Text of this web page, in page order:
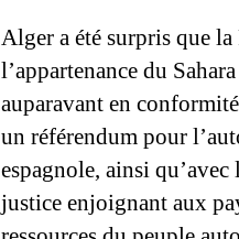
Alger a été surpris que
l’appartenance du
auparavant en
un référendum pour
espagnole, ainsi
justice enjoignant aux